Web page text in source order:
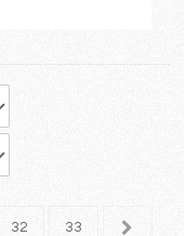
32 33 34